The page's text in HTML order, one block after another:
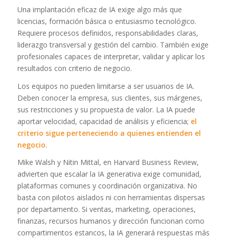
Una implantación eficaz de IA exige algo más que
licencias, formación básica o entusiasmo tecnológico.
Requiere procesos definidos, responsabilidades claras,
liderazgo transversal y gestión del cambio. También exige
profesionales capaces de interpretar, validar y aplicar los
resultados con criterio de negocio.
Los equipos no pueden limitarse a ser usuarios de IA.
Deben conocer la empresa, sus clientes, sus márgenes,
sus restricciones y su propuesta de valor. La IA puede
aportar velocidad, capacidad de análisis y eficiencia; el
criterio sigue perteneciendo a quienes entienden el
negocio.
Mike Walsh y Nitin Mittal, en Harvard Business Review,
advierten que escalar la IA generativa exige comunidad,
plataformas comunes y coordinación organizativa. No
basta con pilotos aislados ni con herramientas dispersas
por departamento. Si ventas, marketing, operaciones,
finanzas, recursos humanos y dirección funcionan como
compartimentos estancos, la IA generará respuestas más